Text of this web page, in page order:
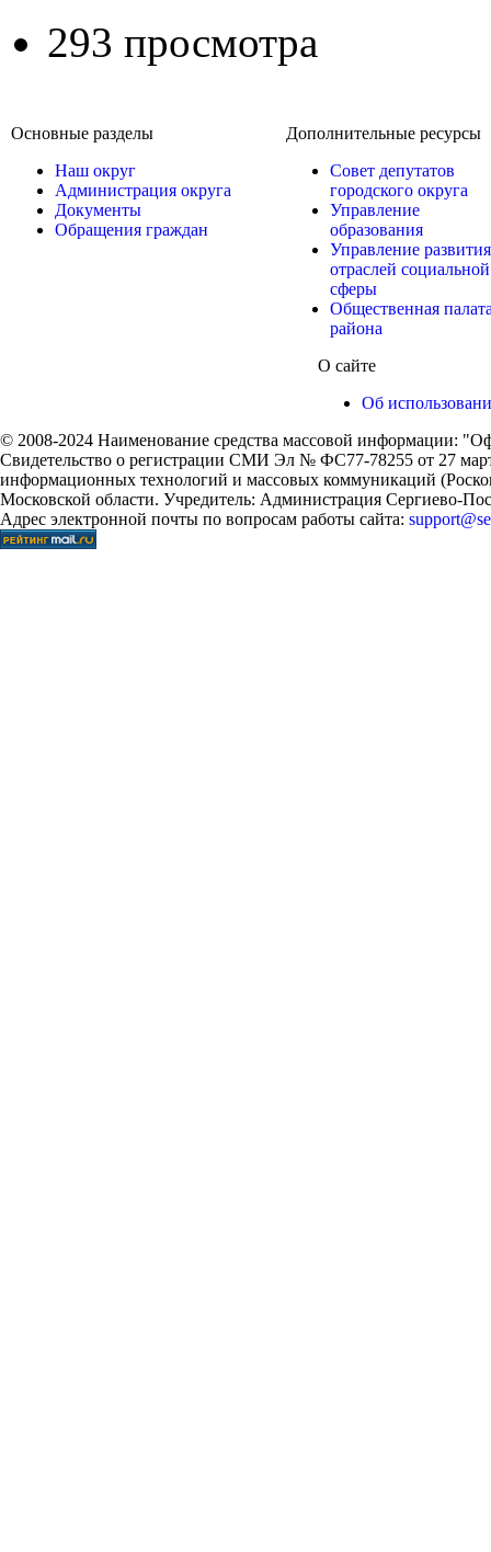
293 просмотра
Основные разделы
Наш округ
Администрация округа
Документы
Обращения граждан
Дополнительные ресурсы
Совет депутатов
городского округа
Управление
образования
Управление развития
отраслей социальной
сферы
Общественная
района
О сайте
Об
© 2008-2024 Наименование средства массовой информации:
Свидетельство о регистрации СМИ Эл № ФС77-78255 от 27
информационных технологий и массовых коммуникаций
Московской области. Учредитель: Администрация Сергиево-
Адрес электронной почты по вопросам работы сайта: